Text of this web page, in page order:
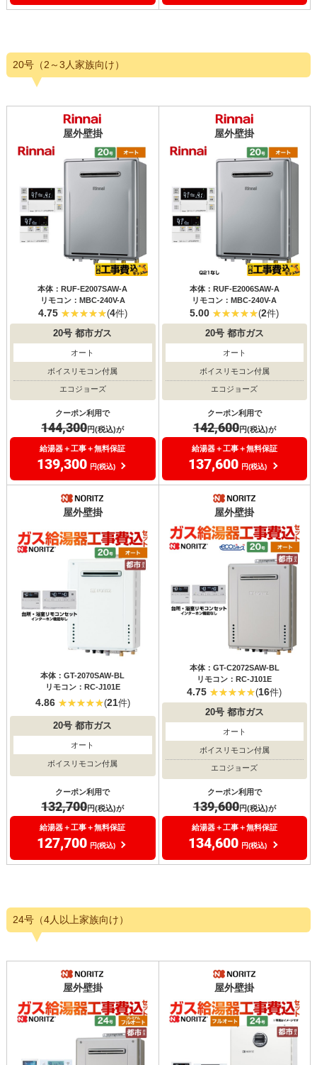
20号（2～3人家族向け）
屋外壁掛
本体：RUF-E2007SAW-A
リモコン：MBC-240V-A
4.75 (4件)
20号 都市ガス
オート
ボイスリモコン付属
エコジョーズ
クーポン利用で
144,300円(税込)が
給湯器＋工事＋無料保証
139,300 円(税込)
屋外壁掛
本体：RUF-E2006SAW-A
リモコン：MBC-240V-A
5.00 (2件)
20号都市ガス
オート
ボイスリモコン付属
エコジョーズ
クーポン利用で
142,600円(税込)が
給湯器＋工事＋無料保証
137,600 円(税込)
屋外壁掛
本体：GT-2070SAW-BL
リモコン：RC-J101E
4.86 (21件)
20号 都市ガス
オート
ボイスリモコン付属
クーポン利用で
132,700円(税込)が
給湯器＋工事＋無料保証
127,700 円(税込)
屋外壁掛
本体：GT-C2072SAW-BL
リモコン：RC-J101E
4.75 (16件)
20号都市ガス
オート
ボイスリモコン付属
エコジョーズ
クーポン利用で
139,600円(税込)が
給湯器＋工事＋無料保証
134,600 円(税込)
24号（4人以上家族向け）
屋外壁掛 屋外壁掛